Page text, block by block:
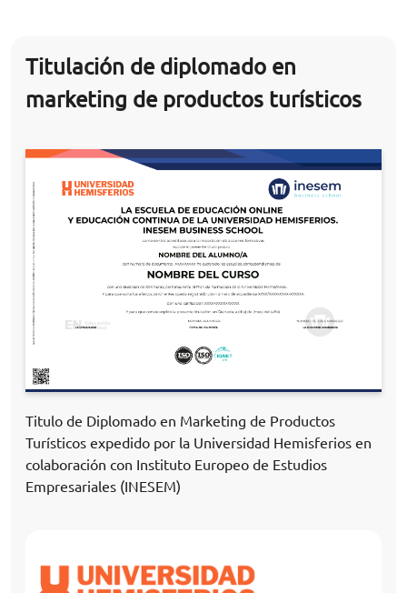
Titulación de diplomado en
marketing de productos turísticos
Titulo de Diplomado en Marketing de Productos
Turísticos expedido por la Universidad Hemisferios en
colaboración con Instituto Europeo de Estudios
Empresariales (INESEM)